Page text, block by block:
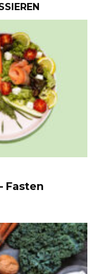
Fasten